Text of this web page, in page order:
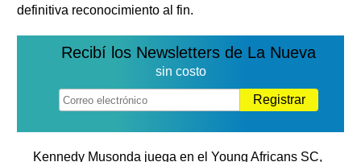
definitiva reconocimiento al fin.
Recibí los Newsletters de La Nueva
sin costo
Registrar
Kennedy Musonda juega en el Young Africans SC,